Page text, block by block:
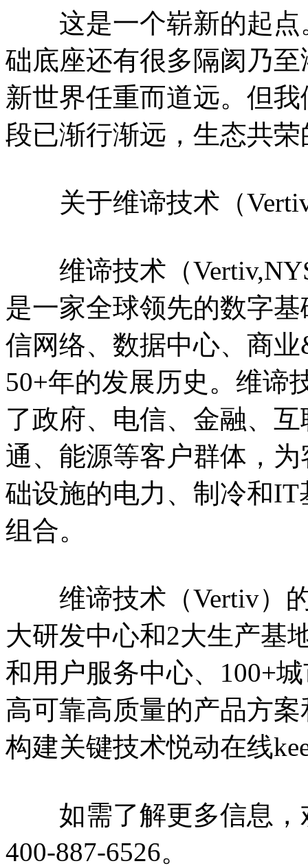
这是一个崭新的起点
础底座还有很多隔阂乃
新世界任重而道远。但
段已渐行渐远，生态共
关于维谛技术（
维谛技术（
是一家全球领先的数字
信网络、数据中心、商
50+年的发展历史。维谛
了政府、电信、金融、
通、能源等客户群体，
础设施的电力、制冷和
组合。
维谛技术（Vertiv）的
大研发中心和2大生产基
和用户服务中心、100+
高可靠高质量的产品方
构建关键技术悦动在线
如需了解更多信息，
400-887-6526。